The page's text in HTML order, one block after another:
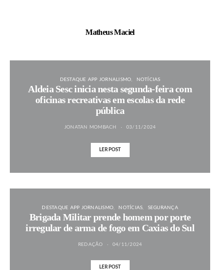
Matheus Maciel
DESTAQUE APP JORNALISMO NOTÍCIAS
Aldeia Sesc inicia nesta segunda-feira com
oficinas recreativas em escolas da rede
pública
JONATAN MOMBACH 03/11/2024
LER POST
DESTAQUE APP JORNALISMO NOTÍCIAS SEGURANÇA
Brigada Militar prende homem por porte
irregular de arma de fogo em Caxias do Sul
REDAÇÃO 04/11/2024
LER POST